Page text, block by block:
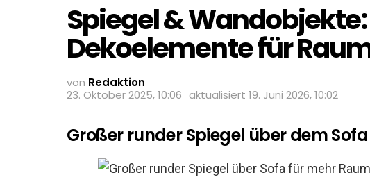
Spiegel &
Dekoelemente für
von Redaktion
23. Oktober 2025, 10:06 aktualisiert 19. Juni 2026, 10:02
Großer runder Spiegel über dem